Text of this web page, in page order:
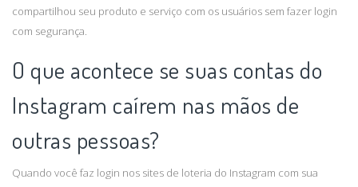
compartilhou seu produto e serviço com os usuários sem fazer login
com segurança.
O que acontece se suas contas do
Instagram caírem nas mãos de
outras pessoas?
Quando você faz login nos sites de loteria do Instagram com sua